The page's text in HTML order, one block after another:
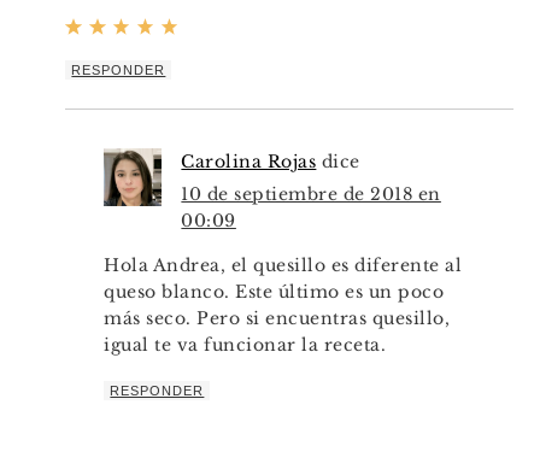
RESPONDER
Carolina Rojas dice
10 de septiembre de 2018 en
00:09
Hola Andrea, el quesillo es diferente al
queso blanco. Este último es un poco
más seco. Pero si encuentras quesillo,
igual te va funcionar la receta.
RESPONDER